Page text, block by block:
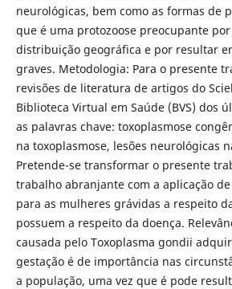
neurológicas, bem como as formas de
que é uma protozoose preocupante
distribuição geográfica e por resultar
graves. Metodologia: Para o presente
revisões de literatura de artigos do
Biblioteca Virtual em Saúde (BVS) dos
as palavras chave: toxoplasmose
na toxoplasmose, lesões neurológicas
Pretende-se transformar o presente
trabalho abranjante com a aplicação
para as mulheres grávidas a respeito
possuem a respeito da doença.
causada pelo Toxoplasma gondii
gestação é de importância nas
a população, uma vez que é pode